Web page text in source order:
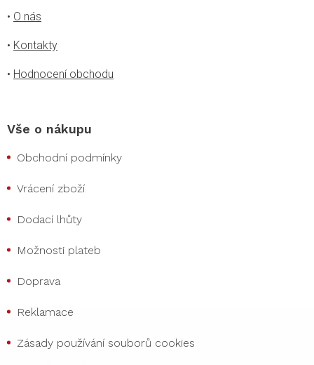
• O nás
• Kontakty
• Hodnocení obchodu
Vše o nákupu
Obchodní podmínky
Vrácení zboží
Dodací lhůty
Možnosti plateb
Doprava
Reklamace
Zásady používání souborů cookies